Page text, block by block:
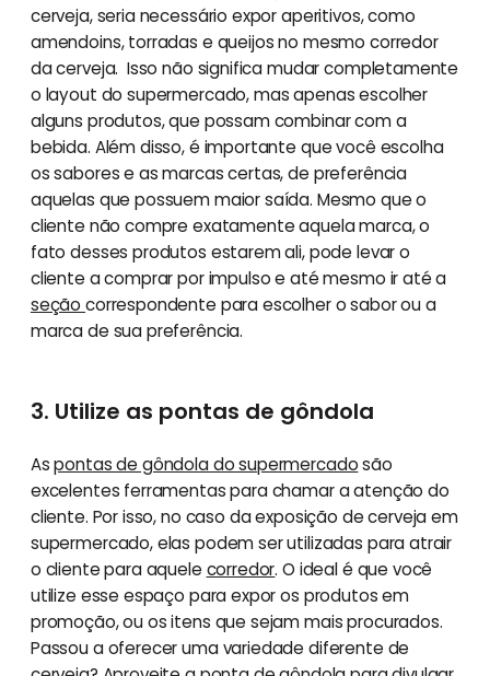
cerveja, seria necessário expor aperitivos, como
amendoins, torradas e queijos no mesmo corredor
da cerveja. Isso não significa mudar completamente
o layout do supermercado, mas apenas escolher
alguns produtos, que possam combinar com a
bebida. Além disso, é importante que você escolha
os sabores e as marcas certas, de preferência
aquelas que possuem maior saída. Mesmo que o
cliente não compre exatamente aquela marca, o
fato desses produtos estarem ali, pode levar o
cliente a comprar por impulso e até mesmo ir até a
seção correspondente para escolher o sabor ou a
marca de sua preferência.
3. Utilize as pontas de gôndola
Aspontas de gôndola do supermercadosão
excelentes ferramentas para chamar a atenção do
cliente. Por isso, no caso da exposição de cerveja em
supermercado, elas podem ser utilizadas para atrair
o cliente para aquele corredor. O ideal é que você
utilize esse espaço para expor os produtos em
promoção, ou os itens que sejam mais procurados.
Passou a oferecer uma variedade diferente de